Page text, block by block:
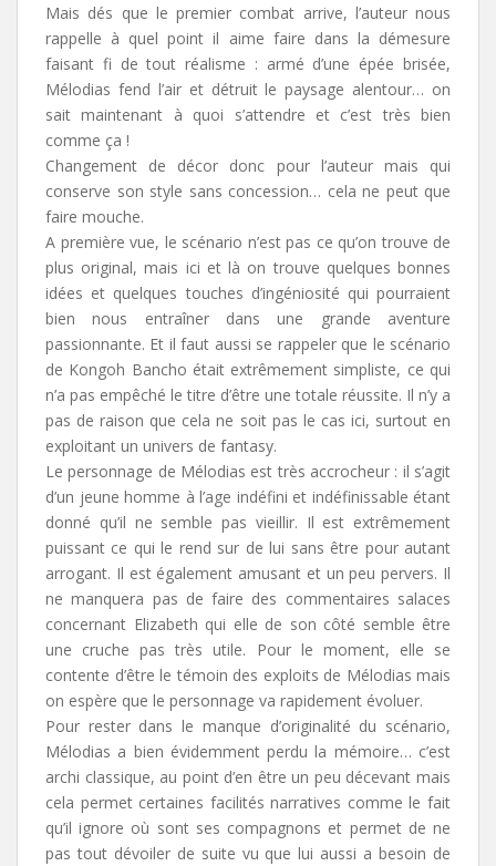
Mais dés que le premier combat arrive, l’auteur nous
rappelle à quel point il aime faire dans la démesure
faisant fi de tout réalisme : armé d’une épée brisée,
Mélodias fend l’air et détruit le paysage alentour… on
sait maintenant à quoi s’attendre et c’est très bien
comme ça !
Changement de décor donc pour l’auteur mais qui
conserve son style sans concession… cela ne peut que
faire mouche.
A première vue, le scénario n’est pas ce qu’on trouve de
plus original, mais ici et là on trouve quelques bonnes
idées et quelques touches d’ingéniosité qui pourraient
bien nous entraîner dans une grande aventure
passionnante. Et il faut aussi se rappeler que le scénario
de Kongoh Bancho était extrêmement simpliste, ce qui
n’a pas empêché le titre d’être une totale réussite. Il n’y a
pas de raison que cela ne soit pas le cas ici, surtout en
exploitant un univers de fantasy.
Le personnage de Mélodias est très accrocheur : il s’agit
d’un jeune homme à l’age indéfini et indéfinissable étant
donné qu’il ne semble pas vieillir. Il est extrêmement
puissant ce qui le rend sur de lui sans être pour autant
arrogant. Il est également amusant et un peu pervers. Il
ne manquera pas de faire des commentaires salaces
concernant Elizabeth qui elle de son côté semble être
une cruche pas très utile. Pour le moment, elle se
contente d’être le témoin des exploits de Mélodias mais
on espère que le personnage va rapidement évoluer.
Pour rester dans le manque d’originalité du scénario,
Mélodias a bien évidemment perdu la mémoire… c’est
archi classique, au point d’en être un peu décevant mais
cela permet certaines facilités narratives comme le fait
qu’il ignore où sont ses compagnons et permet de ne
pas tout dévoiler de suite vu que lui aussi a besoin de